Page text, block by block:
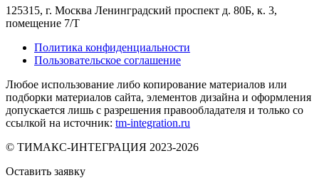
125315, г. Москва Ленинградский проспект д. 80Б, к. 3,
помещение 7/Т
Политика конфиденциальности
Пользовательское соглашение
Любое использование либо копирование материалов или
подборки материалов сайта, элементов дизайна и оформления
допускается лишь с разрешения правообладателя и только со
ссылкой на источник: tm-integration.ru
© ТИМАКС-ИНТЕГРАЦИЯ 2023-2026
Оставить заявку